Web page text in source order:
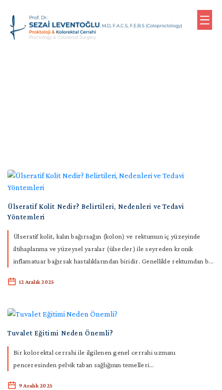
Biyografi
Uygulamaları
Kolon
ve
Rektum
Uygulamaları
Dışı
Uygulamaları
Galeri
Ülseratif Kolit Nedir? Belirtileri, Nedenleri ve Tedavi
Yöntemleri
Ülseratif kolit, kalın bağırsağın (kolon) ve rektumun iç yüzeyinde
iltihaplanma ve yüzeysel yaralar (ülserler) ile seyreden kronik
inflamatuar bağırsak hastalıklarından biridir. Genellikle rektumdan b...
12 Aralık 2025
Tuvalet Eğitimi Neden Önemli?
Bir kolorektal cerrahi ile ilgilenen genel cerrahi uzmanı
penceresinden pelvik taban sağlığının temelleri…
9 Aralık 2025